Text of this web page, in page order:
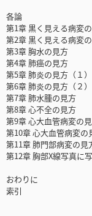
各論
第1章 黒く見える病変
第2章 黒く見える病変
第3章 胸水の見方
第4章 肺癌の見方
第5章 肺炎の見方（１）
第6章 肺炎の見方（２）
第7章 肺水腫の見方
第8章 心不全の見方
第9章 心大血管病変の
第10章 心大血管病変の
第11章 肺門部病変の見
第12章 胸部X線写真に
おわりに
索引